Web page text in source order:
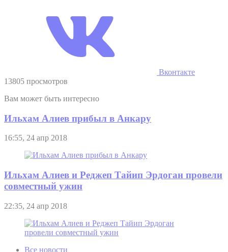
Вконтакте
13805 просмотров
Вам может быть интересно
Ильхам Алиев прибыл в Анкару
16:55, 24 апр 2018
Ильхам Алиев и Реджеп Тайип Эрдоган провели
совместный ужин
22:35, 24 апр 2018
Все новости